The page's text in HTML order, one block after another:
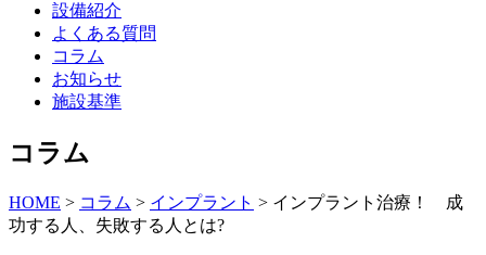
設備紹介
よくある質問
コラム
お知らせ
施設基準
コラム
HOME > コラム > インプラント > インプラント治療！ 成
功する人、失敗する人とは?